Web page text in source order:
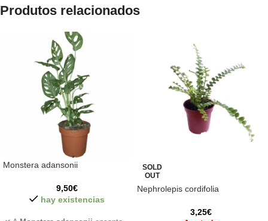
Produtos relacionados
Monstera adansonii
9,50€
hay existencias
SOLD
OUT
Nephrolepis cordifolia
3,25€